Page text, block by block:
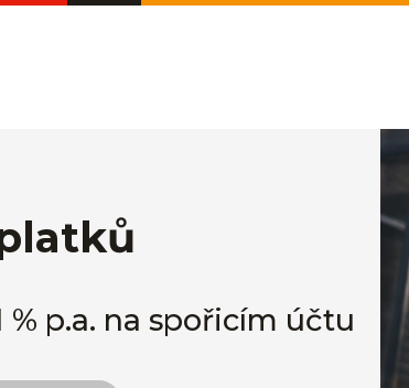
% p.a. na spořicím účtu